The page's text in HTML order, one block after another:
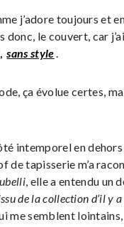
j’adore toujours et
donc, le couvert, car
sans style
ça évolue certes,
intemporel en dehors
de tapisserie m’a
, elle a entendu un
de la collection d’il y
me semblent